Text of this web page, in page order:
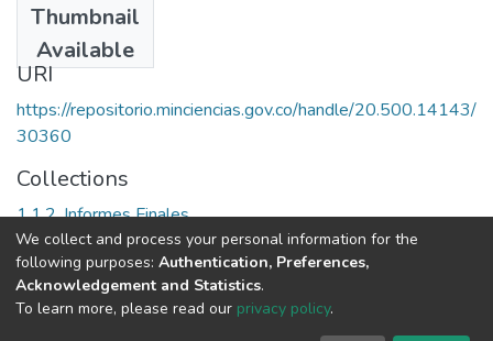
Thumbnail
Available
1999
URI
https://repositorio.minciencias.gov.co/handle/20.500.14143/
30360
Collections
1.1.2. Informes Finales
Full item page
DSpace software copyright © 2002-2026
We collect and process your personal information for the
following purposes: Authentication, Preferences,
Acknowledgement and Statistics.
To learn more, please read our privacy policy.